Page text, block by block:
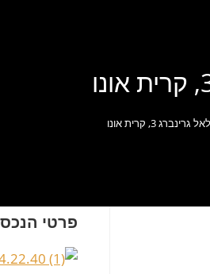
3, קרית אונו
פרטי הנכס